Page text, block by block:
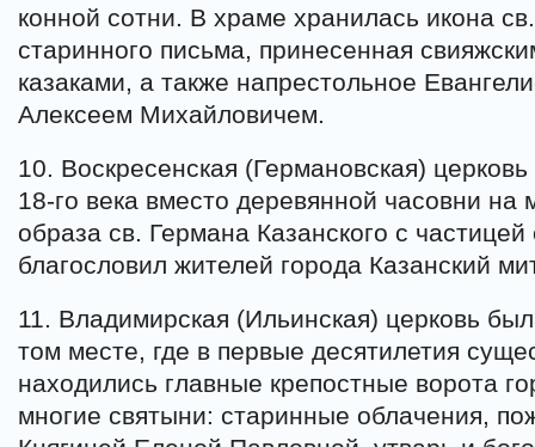
конной сотни. В храме хранилась икона
старинного письма, принесенная
казаками, а также напрестольное
Алексеем Михайловичем.
10. Воскресенская (Германовская)
18-го века вместо деревянной часовни на
образа св. Германа Казанского с
благословил жителей города Казанский
11. Владимирская (Ильинская) церковь
том месте, где в первые десятилетия
находились главные крепостные ворота
многие святыни: старинные облачения,